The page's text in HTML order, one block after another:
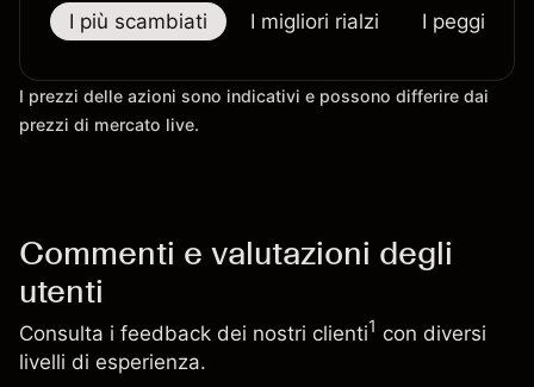
I più scambiati I migliori rialzi I peggiori
I prezzi delle azioni sono indicativi e possono differire dai
prezzi di mercato live.
Commenti e valutazioni degli
utenti
Consulta i feedback dei nostri clienti1 con diversi
livelli di esperienza.